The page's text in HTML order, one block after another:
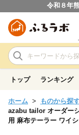
令和８年
トップ ランキング
ホーム ものから探
azabu tailor オーダー
用 麻布テーラー ワイ